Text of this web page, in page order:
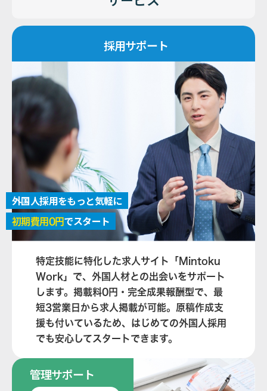
採用サポート
外国人採用をもっと気軽に
初期費用0円でスタート
特定技能に特化した求人サイト「Mintoku
Work」で、外国人材との出会いをサポート
します。掲載料0円・完全成果報酬型で、最
短3営業日から求人掲載が可能。原稿作成支
援も付いているため、はじめての外国人採用
でも安心してスタートできます。
管理サポート